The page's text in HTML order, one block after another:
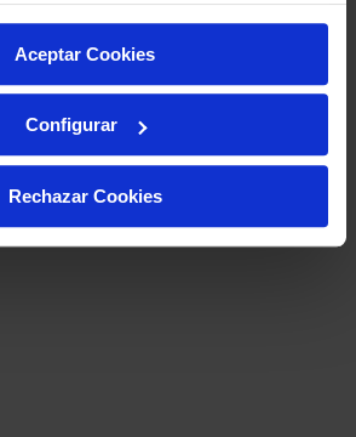
Aceptar Cookies
Configurar
Rechazar Cookies